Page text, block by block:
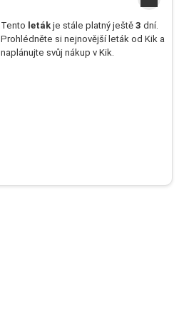
Tento letákje stále platný ještě 3 dní.
Prohlédněte si nejnovější leták od Kik a
naplánujte svůj nákup v Kik.